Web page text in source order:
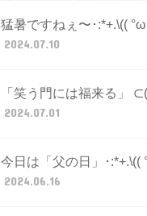
猛暑ですねぇ〜･:*+.\((
2024.07.10
「笑う門には福来る」
2024.07.01
今日は「父の日」･:*+.\((
2024.06.16